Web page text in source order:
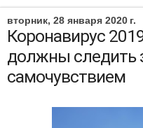
вторник, 28 января 2020 г.
Коронавирус
должны следить
самочувствием